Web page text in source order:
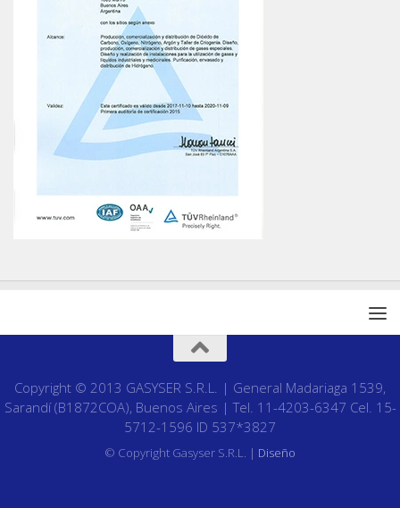
Copyright © 2013 GASYSER S.R.L. | General Madariaga 1539,
Sarandí (B1872COA), Buenos Aires | Tel. 11-4203-6347 Cel. 15-
5712-1596 ID 537*3827
© Copyright Gasyser S.R.L. | Diseño